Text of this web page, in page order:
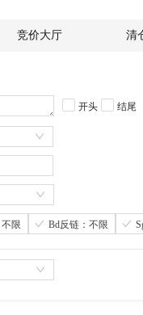
竞价大厅 清
开头 结尾
限 Bd反链：不限